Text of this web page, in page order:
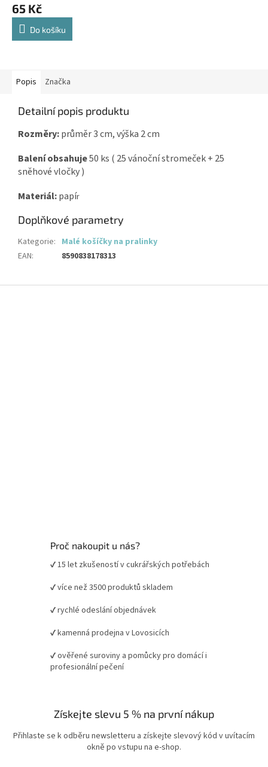
65 Kč
Do košíku
Popis Značka
Detailní popis produktu
Rozměry:průměr 3 cm, výška 2 cm
Balení obsahuje50 ks ( 25 vánoční stromeček + 25
sněhové vločky )
Materiál:papír
Doplňkové parametry
Kategorie: Malé košíčky na pralinky
EAN: 8590838178313
Proč nakoupit u nás?
✔ 15 let zkušeností v cukrářských potřebách
✔ více než 3500 produktů skladem
✔ rychlé odeslání objednávek
✔ kamenná prodejna v Lovosicích
✔ ověřené suroviny a pomůcky pro domácí i
profesionální pečení
Získejte slevu 5 % na první nákup
Přihlaste se k odběru newsletteru a získejte slevový kód v uvítacím
okně po vstupu na e-shop.